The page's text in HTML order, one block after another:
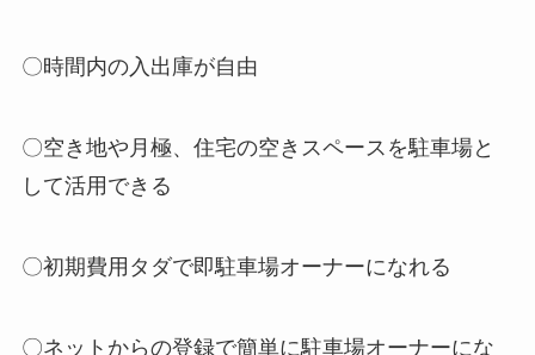
〇時間内の入出庫が自由
〇空き地や月極、住宅の空きスペースを駐車場と
して活用できる
〇初期費用タダで即駐車場オーナーになれる
〇ネットからの登録で簡単に駐車場オーナーにな